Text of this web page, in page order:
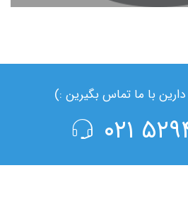
ادامه مطلب
دارین با ما تماس بگیرین :)
۰۲۱